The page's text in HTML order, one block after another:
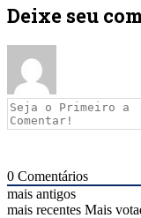
Deixe seu
0 Comentários
mais antigos
mais recentes Mais